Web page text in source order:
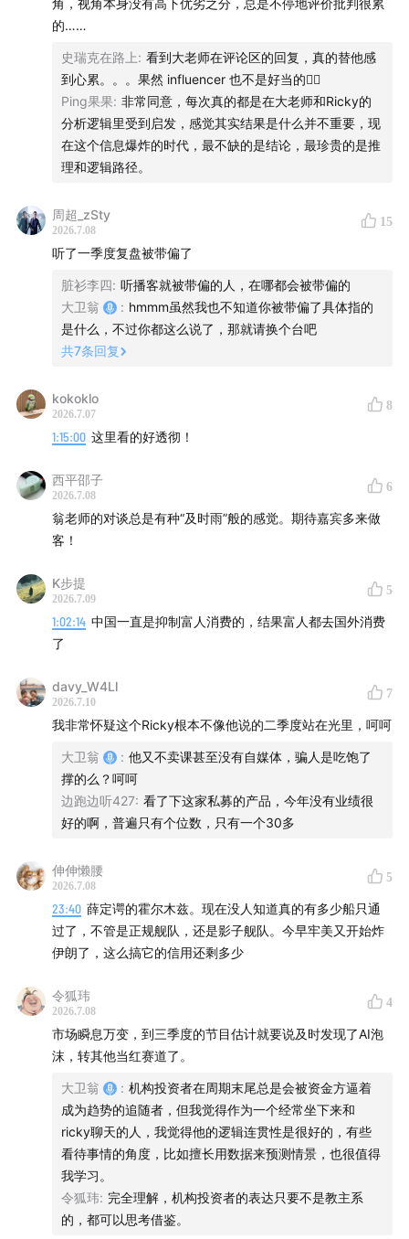
角，视角本身没有高下优劣之分，总是不停地评价批判很累
的……
史瑞克在路上: 看到大老师在评论区的回复，真的替他感
到心累。。。果然 influencer 也不是好当的🤦‍♂️
Ping果果: 非常同意，每次真的都是在大老师和Ricky的
分析逻辑里受到启发，感觉其实结果是什么并不重要，现
在这个信息爆炸的时代，最不缺的是结论，最珍贵的是推
理和逻辑路径。
周超_zSty
2026.7.08
15
听了一季度复盘被带偏了
脏衫李四: 听播客就被带偏的人，在哪都会被带偏的
大卫翁
: hmmm虽然我也不知道你被带偏了具体指的
是什么，不过你都这么说了，那就请换个台吧
共7条回复
kokoklo
2026.7.07
8
1:15:00 这里看的好透彻！
西平邵子
2026.7.08
6
翁老师的对谈总是有种“及时雨”般的感觉。期待嘉宾多来做
客！
K步提
2026.7.09
5
1:02:14 中国一直是抑制富人消费的，结果富人都去国外消费
了
davy_W4Ll
2026.7.10
7
我非常怀疑这个Ricky根本不像他说的二季度站在光里，呵呵
大卫翁 : 他又不卖课甚至没有自媒体，骗人是吃饱了
撑的么？呵呵
边跑边听427: 看了下这家私募的产品，今年没有业绩很
好的啊，普遍只有个位数，只有一个30多
伸伸懒腰
2026.7.08
5
23:40 薛定谔的霍尔木兹。现在没人知道真的有多少船只通
过了，不管是正规舰队，还是影子舰队。今早牢美又开始炸
伊朗了，这么搞它的信用还剩多少
令狐玮
2026.7.08
4
市场瞬息万变，到三季度的节目估计就要说及时发现了AI泡
沫，转其他当红赛道了。
大卫翁 : 机构投资者在周期末尾总是会被资金方逼着
成为趋势的追随者，但我觉得作为一个经常坐下来和
ricky聊天的人，我觉得他的逻辑连贯性是很好的，有些
看待事情的角度，比如擅长用数据来预测情景，也很值得
我学习。
令狐玮: 完全理解，机构投资者的表达只要不是教主系
的，都可以思考借鉴。